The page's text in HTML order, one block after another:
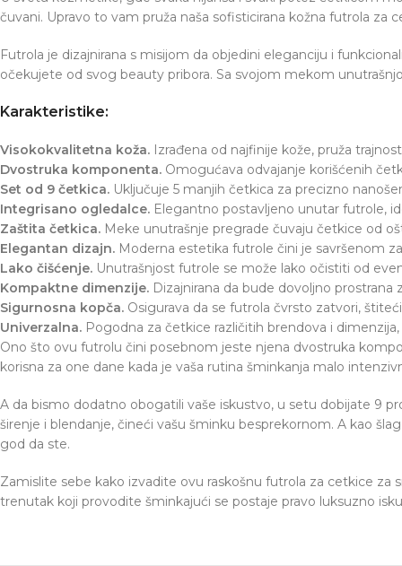
čuvani. Upravo to vam pruža naša sofisticirana kožna futrola za
Futrola je dizajnirana s misijom da objedini eleganciju i
očekujete od svog beauty pribora. Sa svojom mekom
Karakteristike:
Visokokvalitetna koža. Izrađena od najfinije kože, pruža
Dvostruka komponenta. Omogućava odvajanje korišćenih
Set od 9 četkica. Uključuje 5 manjih četkica za precizno
Integrisano ogledalce. Elegantno postavljeno unutar futrole,
Zaštita četkica. Meke unutrašnje pregrade čuvaju četkice od
Elegantan dizajn. Moderna estetika futrole čini je savršenom
Lako čišćenje. Unutrašnjost futrole se može lako očistiti od
Kompaktne dimenzije. Dizajnirana da bude dovoljno
Sigurnosna kopča. Osigurava da se futrola čvrsto zatvori,
Univerzalna. Pogodna za četkice različitih brendova i
Ono što ovu futrolu čini posebnom jeste njena dvostruka
korisna za one dane kada je vaša rutina šminkanja malo
A da bismo dodatno obogatili vaše iskustvo, u setu dobijate 9
širenje i blendanje, čineći vašu šminku besprekornom. A kao
god da ste.
Zamislite sebe kako izvadite ovu raskošnu futrola za cetkice
trenutak koji provodite šminkajući se postaje pravo luksuzno